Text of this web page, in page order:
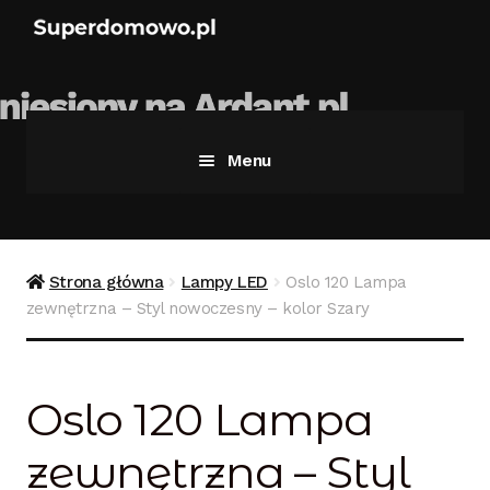
Menu
Bezpieczne zakupy
Strona główna Lampy LED
Oslo 120 Lampa
zewnętrzna – Styl nowoczesny – kolor Szary
Oslo 120 Lampa
zewnętrzna – Styl